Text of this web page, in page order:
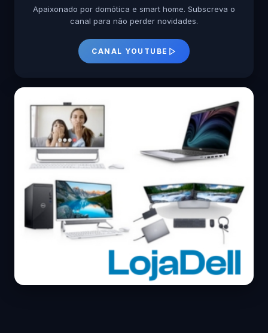
Apaixonado por domótica e smart home. Subscreva o
canal para não perder novidades.
CANAL YOUTUBE